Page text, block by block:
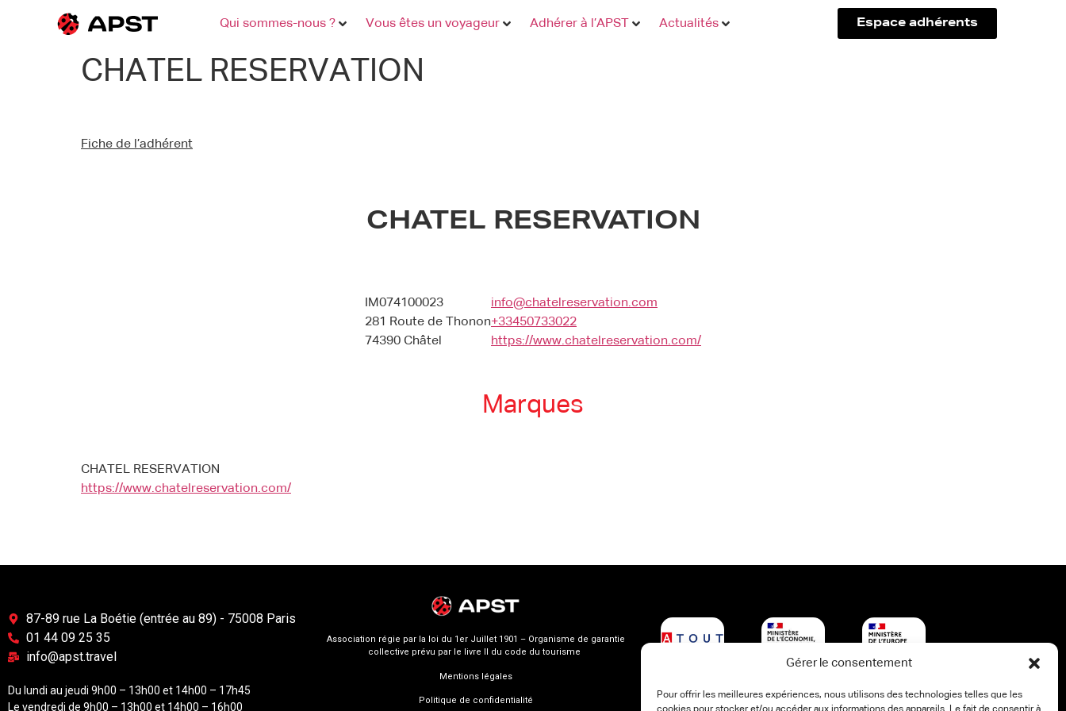
Gérer le consentement
Pour offrir les meilleures expériences, nous utilisons des technologies telles que les
Qui sommes-nous ? Vous êtes un voyageur Adhérer à l’APST Actualités Espace adhérents
CHATEL RESERVATION
Fiche de l’adhérent
CHATEL RESERVATION
IM074100023
281 Route de Thonon
74390 Châtel
info@chatelreservation.com
+33450733022
https://www.chatelreservation.com/
Marques
CHATEL RESERVATION
https://www.chatelreservation.com/
87-89 rue La Boétie (entrée au 89) - 75008 Paris
01 44 09 25 35
info@apst.travel
Du lundi au jeudi 9h00 – 13h00 et 14h00 – 17h45
Le vendredi de 9h00 – 13h00 et 14h00 – 16h00
Association régie par la loi du 1er Juillet 1901 – Organisme de garantie
collective prévu par le livre II du code du tourisme
Mentions légales
Politique de confidentialité